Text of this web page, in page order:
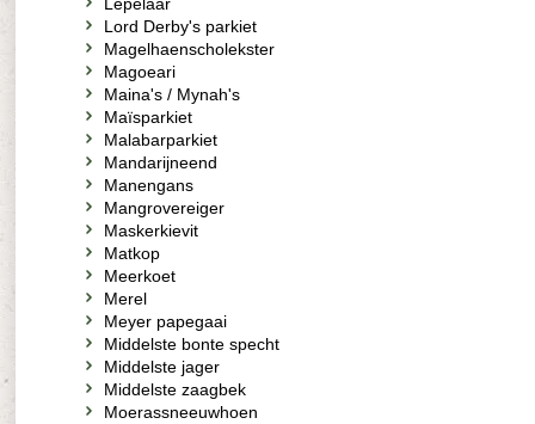
Lord Derby's parkiet
Magelhaenscholekster
Magoeari
Maina's / Mynah's
Maïsparkiet
Malabarparkiet
Mandarijneend
Manengans
Mangrovereiger
Maskerkievit
Matkop
Meerkoet
Merel
Meyer papegaai
Middelste bonte specht
Middelste jager
Middelste zaagbek
Moerassneeuwhoen